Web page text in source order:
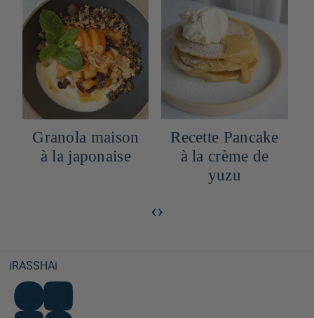
Granola maison
à la japonaise
Recette Pancake
à la crème de
yuzu
‹›
iRASSHAi